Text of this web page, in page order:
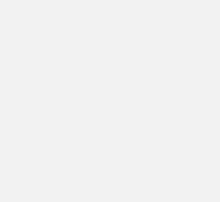
nach Pflegediensten